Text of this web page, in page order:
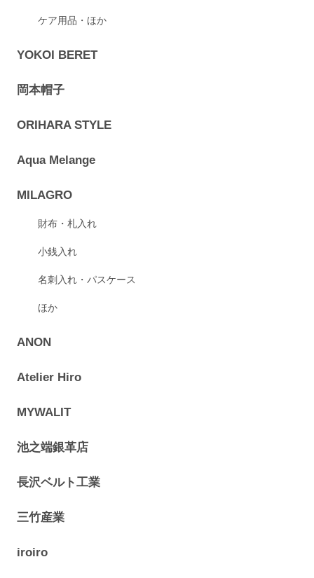
ケア用品・ほか
YOKOI BERET
岡本帽子
ORIHARA STYLE
Aqua Melange
MILAGRO
財布・札入れ
小銭入れ
名刺入れ・パスケース
ほか
ANON
Atelier Hiro
MYWALIT
池之端銀革店
長沢ベルト工業
三竹産業
iroiro